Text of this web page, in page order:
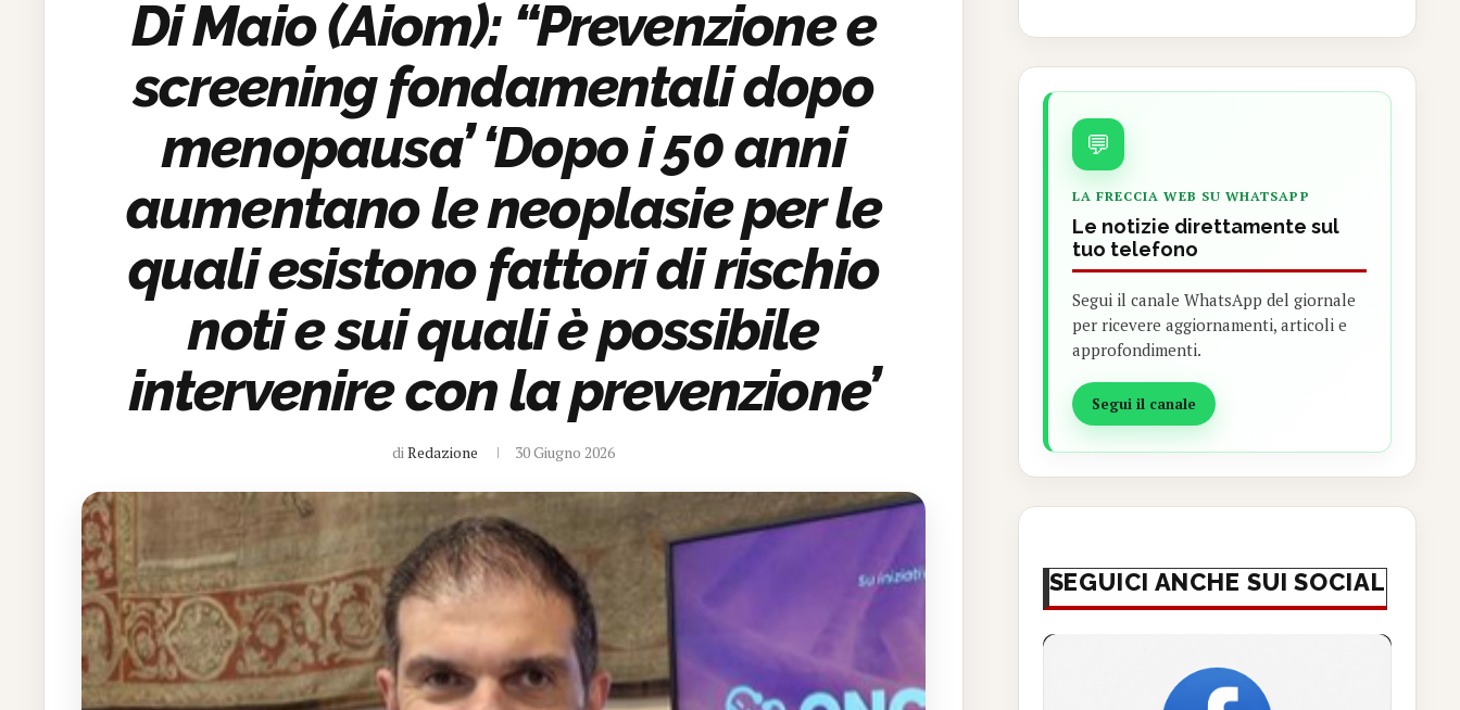
Di Maio (Aiom): “Prevenzione e
screening fondamentali dopo
menopausa’ ‘Dopo i 50 anni
aumentano le neoplasie per le
quali esistono fattori di rischio
noti e sui quali è possibile
intervenire con la prevenzione’
diRedazione 30 Giugno 2026
💬
LA FRECCIA WEB SU WHATSAPP
Le notizie direttamente sul
tuo telefono
Segui il canale WhatsApp del giornale
per ricevere aggiornamenti, articoli e
approfondimenti.
Segui il canale
SEGUICI ANCHE SUI SOCIAL